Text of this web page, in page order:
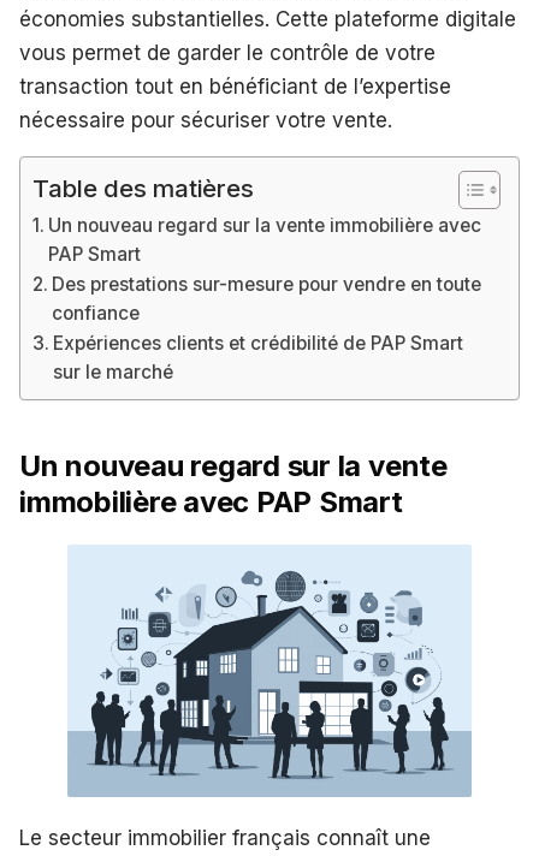
économies substantielles. Cette plateforme digitale
vous permet de garder le contrôle de votre
transaction tout en bénéficiant de l’expertise
nécessaire pour sécuriser votre vente.
Table des matières
Un nouveau regard sur la vente immobilière avec
PAP Smart
Des prestations sur-mesure pour vendre en toute
confiance
Expériences clients et crédibilité de PAP Smart
sur le marché
Un nouveau regard sur la vente
immobilière avec PAP Smart
Le secteur immobilier français connaît une